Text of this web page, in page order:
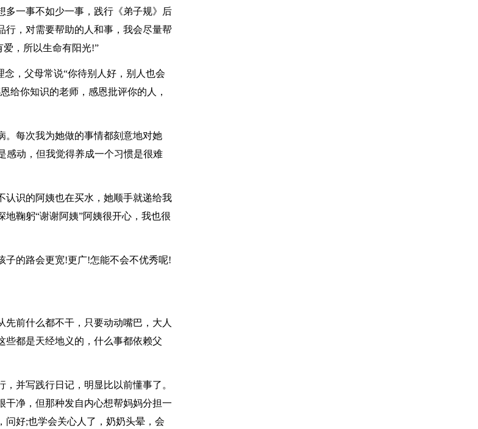
多一事不如少一事，践行《弟子规》后
行，对需要帮助的人和事，我会尽量帮
，所以生命有阳光!”
，父母常说“你待别人好，别人也会
给你知识的老师，感恩批评你的人，
。每次我为她做的事情都刻意地对她
感动，但我觉得养成一个习惯是很难
认识的阿姨也在买水，她顺手就递给我
鞠躬“谢谢阿姨”阿姨很开心，我也很
子的路会更宽!更广!怎能不会不优秀呢!
前什么都不干，只要动动嘴巴，大人
些都是天经地义的，什么事都依赖父
并写践行日记，明显比以前懂事了。
干净，但那种发自内心想帮妈妈分担一
问好;也学会关心人了，奶奶头晕，会